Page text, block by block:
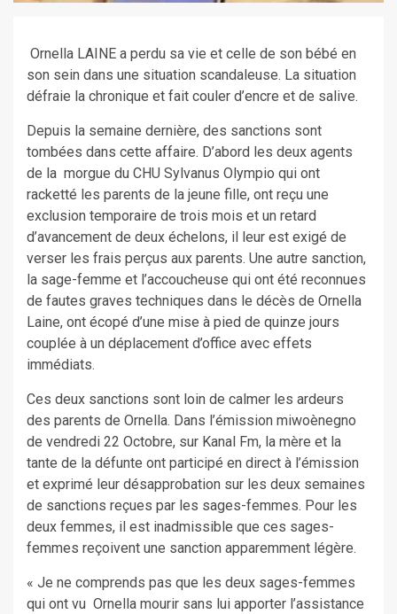
Ornella LAINE a perdu sa vie et celle de son bébé en
son sein dans une situation scandaleuse. La situation
défraie la chronique et fait couler d’encre et de salive.
Depuis la semaine dernière, des sanctions sont
tombées dans cette affaire. D’abord les deux agents
de la morgue du CHU Sylvanus Olympio qui ont
racketté les parents de la jeune fille, ont reçu une
exclusion temporaire de trois mois et un retard
d’avancement de deux échelons, il leur est exigé de
verser les frais perçus aux parents. Une autre sanction,
la sage-femme et l’accoucheuse qui ont été reconnues
de fautes graves techniques dans le décès de Ornella
Laine, ont écopé d’une mise à pied de quinze jours
couplée à un déplacement d’office avec effets
immédiats.
Ces deux sanctions sont loin de calmer les ardeurs
des parents de Ornella. Dans l’émission miwoènegno
de vendredi 22 Octobre, sur Kanal Fm, la mère et la
tante de la défunte ont participé en direct à l’émission
et exprimé leur désapprobation sur les deux semaines
de sanctions reçues par les sages-femmes. Pour les
deux femmes, il est inadmissible que ces sages-
femmes reçoivent une sanction apparemment légère.
« Je ne comprends pas que les deux sages-femmes
qui ont vu Ornella mourir sans lui apporter l’assistance